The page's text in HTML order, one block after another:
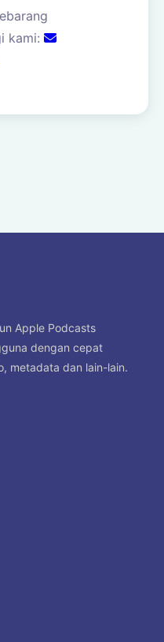
kami:
Apple Podcasts
dengan cepat
metadata dan lain-lain.